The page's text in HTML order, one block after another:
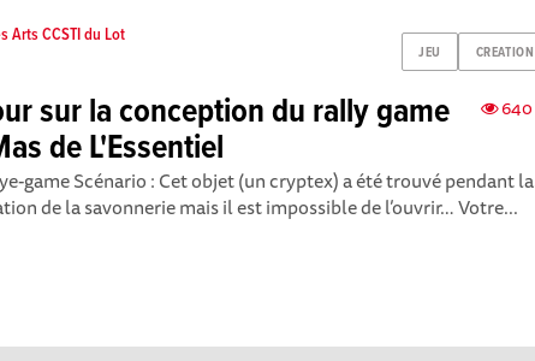
JEU CREATION
Arts CCSTI du Lot
640
sur la conception du rally game
de L'Essentiel
game Scénario : Cet objet (un cryptex) a été trouvé pendant la
de la savonnerie mais il est impossible de l’ouvrir… Votre...